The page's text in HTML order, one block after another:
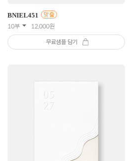
BNIEL451
10부 12,000원
무료샘플 담기